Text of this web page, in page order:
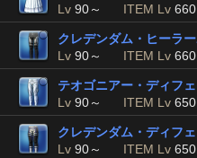
Lv 90～ ITEM Lv 660
クレデンダム・ヒーラ
Lv 90～ ITEM Lv 660
テオゴニアー・ディフ
Lv 90～ ITEM Lv 650
クレデンダム・ディフ
Lv 90～ ITEM Lv 650